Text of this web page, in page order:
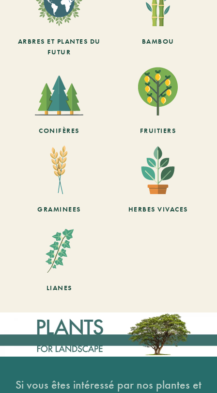
ARBRES ET PLANTES DU
FUTUR
BAMBOU
CONIFÈRES FRUITIERS
GRAMINEES HERBES VIVACES
LIANES
Si vous êtes intéressé par nos plantes et